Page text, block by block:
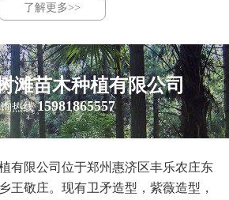
了解更多>>
滩苗木种植有限公司
热线 15981865557
有限公司位于郑州惠济区丰乐农庄东
王敬庄。现有卫矛造型，紫薇造型，